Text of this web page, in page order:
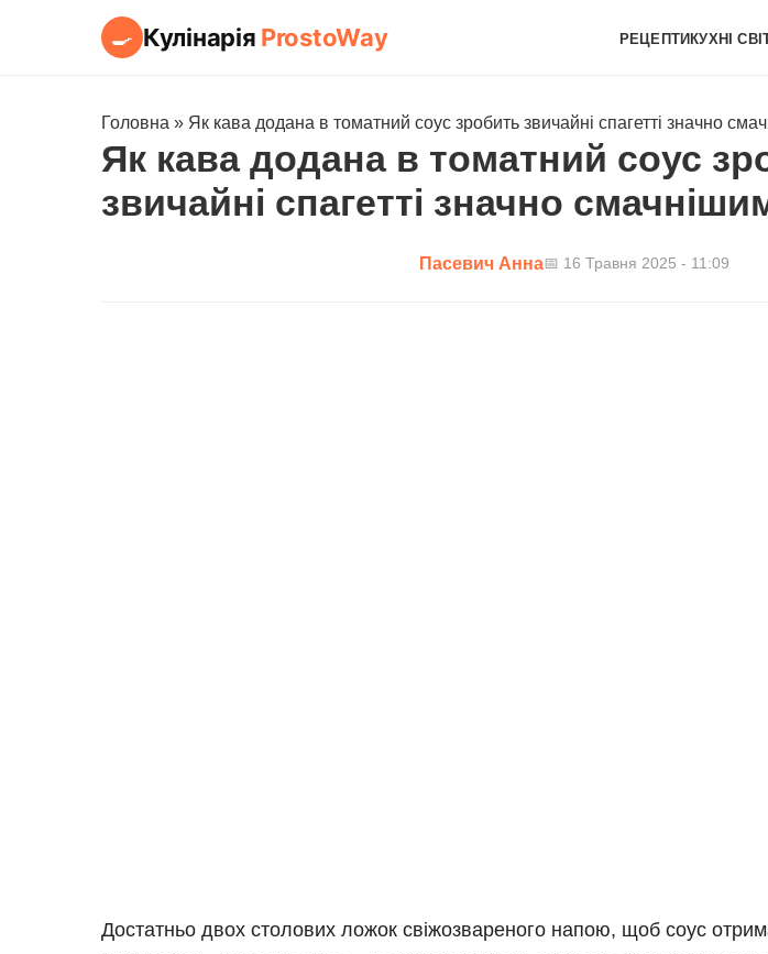
🍳 Кулінарія ProstoWay РЕЦЕПТИКУХНІ
Головна » Як кава додана в томатний соус зробить звичайні спагетті значно
Як кава додана в томатний соус
звичайні спагетті значно
Пасевич Анна📅 16 Травня 2025 - 11:09
Достатньо двох столових ложок свіжозвареного напою, щоб соус